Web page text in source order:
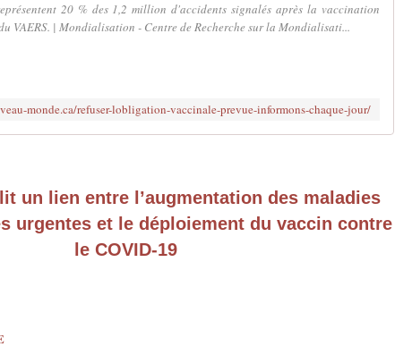
20 % des 1,2 million d'accidents signalés après la vaccination
VAERS. | Mondialisation - Centre de Recherche sur la Mondialisati...
monde.ca/refuser-lobligation-vaccinale-prevue-informons-chaque-jour/
un lien entre l’augmentation des maladies
urgentes et le déploiement du vaccin contre
le COVID-19